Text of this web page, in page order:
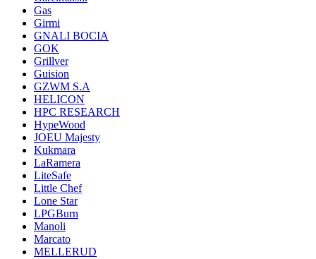
Gas
Girmi
GNALI BOCIA
GOK
Grillver
Guision
GZWM S.A
HELICON
HPC RESEARCH
HypeWood
JOEU Majesty
Kukmara
LaRamera
LiteSafe
Little Chef
Lone Star
LPGBurn
Manoli
Marcato
MELLERUD